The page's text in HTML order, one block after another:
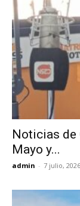
Noticias de
Mayo y...
admin - 7 julio, 2026